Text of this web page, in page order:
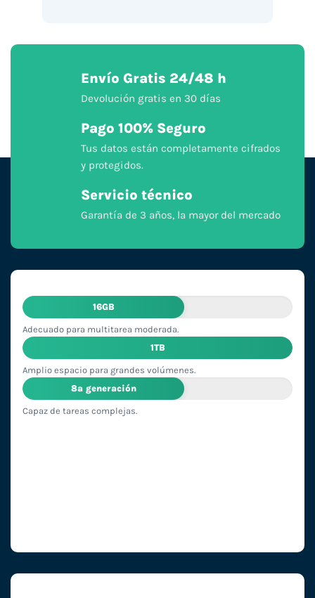
Envío Gratis 24/48 h
Devolución gratis en 30 días
Pago 100% Seguro
Tus datos están completamente cifrados
y protegidos.
Servicio técnico
Garantía de 3 años, la mayor del mercado
16GB
Adecuado para multitarea moderada.
1TB
Amplio espacio para grandes volúmenes.
8ª generación
Capaz de tareas complejas.